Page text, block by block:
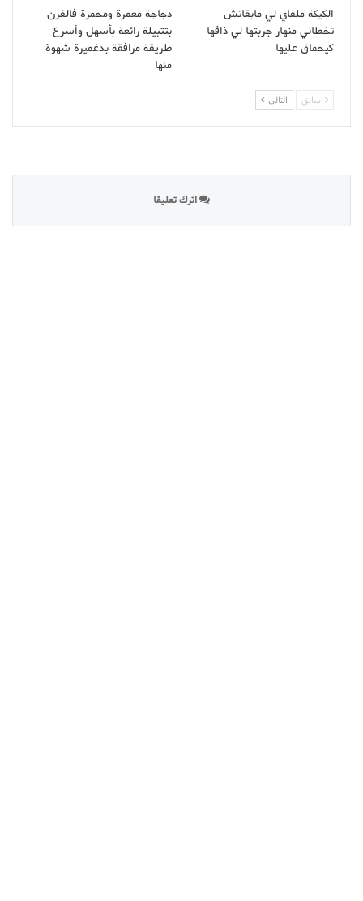
الكيكة ملفاي لي مابقاتش
تخطاني منهار جربتها لي ذاقها
كيحماق عليها
دجاجة معمرة ومحمرة فالفرن
بتتبيلة رائعة بأسهل وأسرع
طريقة مرافقة بدغميرة شهوة
منها
سابق التالى
اترك تعليقا